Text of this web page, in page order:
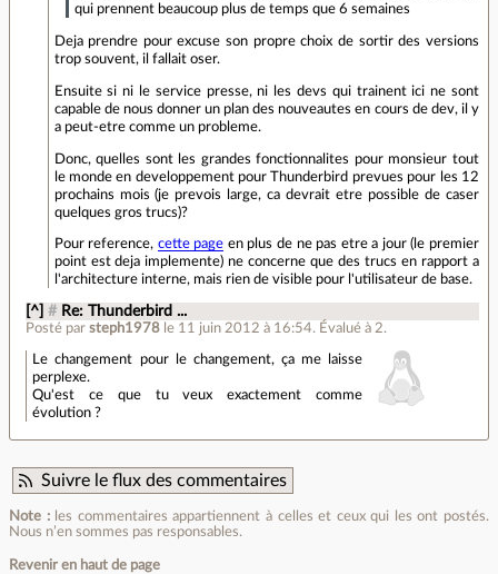
qui prennent beaucoup plus de temps que 6 semaines
Deja prendre pour excuse son propre choix de sortir des versions
trop souvent, il fallait oser.
Ensuite si ni le service presse, ni les devs qui trainent ici ne sont
capable de nous donner un plan des nouveautes en cours de dev, il y
a peut-etre comme un probleme.
Donc, quelles sont les grandes fonctionnalites pour monsieur tout
le monde en developpement pour Thunderbird prevues pour les 12
prochains mois (je prevois large, ca devrait etre possible de caser
quelques gros trucs)?
Pour reference, cette page en plus de ne pas etre a jour (le premier
point est deja implemente) ne concerne que des trucs en rapport a
l'architecture interne, mais rien de visible pour l'utilisateur de base.
[^] # Re: Thunderbird ...
Posté parsteph1978 le 11 juin 2012 à 16:54. Évalué à 2.
Le changement pour le changement, ça me laisse
perplexe.
Qu'est ce que tu veux exactement comme
évolution ?
Suivre le flux des commentaires
Note :les commentaires appartiennent à celles et ceux qui les ont postés.
Nous n’en sommes pas responsables.
Revenir en haut de page